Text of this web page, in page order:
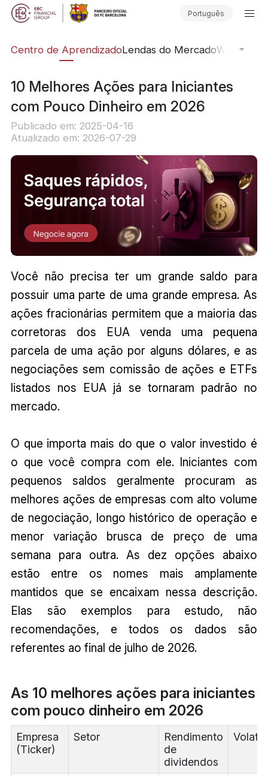
Português
Centro de AprendizadoLendas do MercadoWebinars
10 Melhores Ações para Iniciantes
com Pouco Dinheiro em 2026
Publicado em: 2025-04-16
Atualizado em: 2026-07-29
Você não precisa ter um grande saldo para
possuir uma parte de uma grande empresa. As
ações fracionárias permitem que a maioria das
corretoras dos EUA venda uma pequena
parcela de uma ação por alguns dólares, e as
negociações sem comissão de ações e ETFs
listados nos EUA já se tornaram padrão no
mercado.
O que importa mais do que o valor investido é
o que você compra com ele. Iniciantes com
pequenos saldos geralmente procuram as
melhores ações de empresas com alto volume
de negociação, longo histórico de operação e
menor variação brusca de preço de uma
semana para outra. As dez opções abaixo
estão entre os nomes mais amplamente
mantidos que se encaixam nessa descrição.
Elas são exemplos para estudo, não
recomendações, e todos os dados são
referentes ao final de julho de 2026.
As 10 melhores ações para iniciantes
com pouco dinheiro em 2026
Empresa
(Ticker)
Setor
Rendimento
de
dividendos